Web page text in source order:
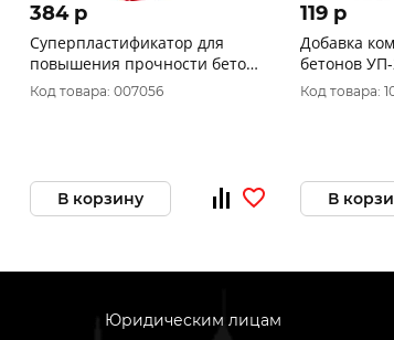
384 p
Суперпластификатор для
повышения прочности бетона
ТЕХНОНИКОЛЬ MASTER, 1л
Код товара: 007056
В корзину
119 p
Добавка
бетонов УП-
Код товара:
В
Юридическим лицам